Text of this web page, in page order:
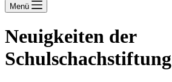
Menü
Neuigkeiten der
Schulschachstiftung